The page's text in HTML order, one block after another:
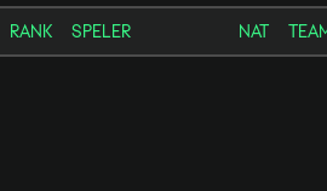
RANK SPELER NAT